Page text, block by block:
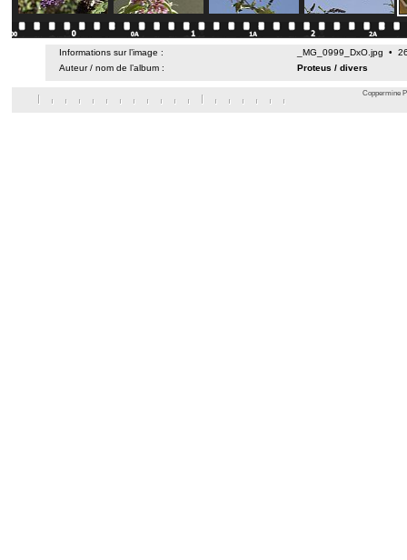
Informations sur l’image :
_MG_0999_DxO.jpg •
Auteur / nom de l’album :
Proteus / divers
Coppermine